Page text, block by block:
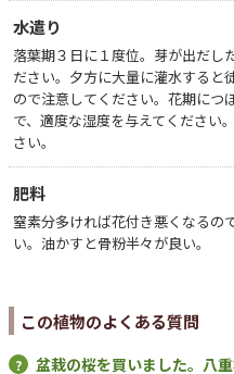
水遣り
落葉期３日に１度位。芽が出だし
ださい。夕方に大量に灌水すると
ので注意してください。花期につ
で、適度な湿度を与えてください
さい。
肥料
窒素分多ければ花付き悪くなるの
い。油かすと骨粉半々が良い。
この植物のよくある質問
盆栽の桜を買いました。八